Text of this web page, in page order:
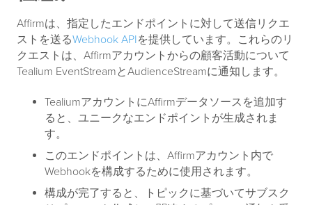
Affirmは、指定したエンドポイントに対して送信リクエ
ストを送るWebhook APIを提供しています。これらのリ
クエストは、Affirmアカウントからの顧客活動について
Tealium EventStreamとAudienceStreamに通知します。
TealiumアカウントにAffirmデータソースを追加す
ると、ユニークなエンドポイントが生成されま
す。
このエンドポイントは、Affirmアカウント内で
Webhookを構成するために使用されます。
構成が完了すると、トピックに基づいてサブスク